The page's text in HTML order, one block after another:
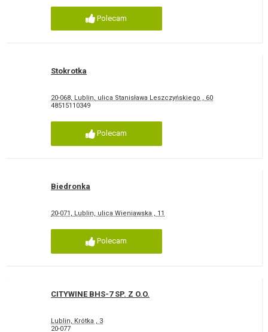
Polecam
Stokrotka
20-068, Lublin, ulica Stanisława Leszczyńskiego , 60
48515110349
Polecam
Biedronka
20-071, Lublin, ulica Wieniawska , 11
Polecam
CITYWINE BHS-7 SP. Z O.O.
Lublin, Krótka , 3
20-077